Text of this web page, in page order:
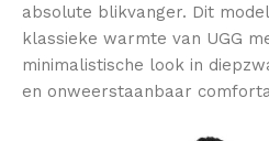
absolute blikvanger. Dit
klassieke warmte van UGG
minimalistische look in
en onweerstaanbaar